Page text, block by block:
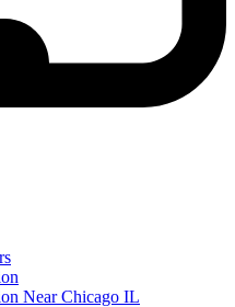
Near Chicago IL